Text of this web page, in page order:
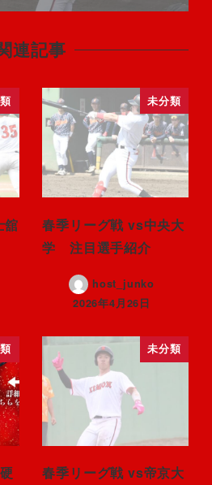
連記事
舘
未分類
春季リーグ戦 vs中央大
学 注目選手紹介
host_junko
2026年4月26日
未分類
春季リーグ戦 vs帝京大